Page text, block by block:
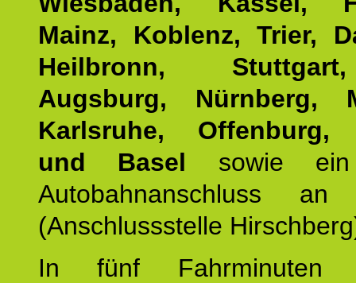
Mainz, Koblenz, Trier,
Heilbronn,
Augsburg, Nürnberg,
Karlsruhe, Offenburg,
und Basel sowie ein
Autobahnanschluss
(Anschlussstelle
In fünf Fahrminuten